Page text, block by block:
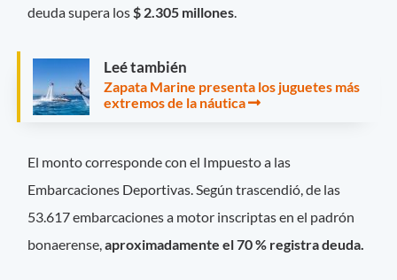
deuda supera los $ 2.305 millones
Leé también
Zapata Marine presenta los juguetes más
extremos de la náutica
El monto corresponde con el Impuesto a las
Embarcaciones Deportivas. Según trascendió, de las
53.617 embarcaciones a motor inscriptas en el padrón
bonaerense,aproximadamente el 70 % registra deuda.